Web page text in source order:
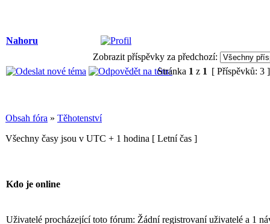
Nahoru
Zobrazit příspěvky za předchozí:
Stránka 1 z 1 [ Příspěvků: 3
Obsah fóra » Těhotenství
Všechny časy jsou v UTC + 1 hodina [ Letní čas ]
Kdo je online
Uživatelé procházející toto fórum: Žádní registrovaní uživatelé a 1